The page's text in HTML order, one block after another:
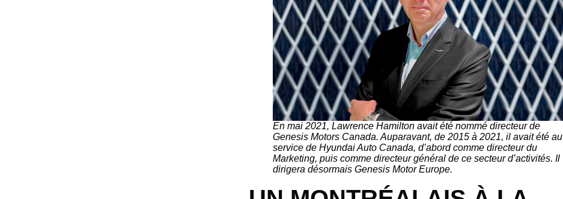
En mai 2021, Lawrence Hamilton avait été nommé directeur de
Genesis Motors Canada. Auparavant, de 2015 à 2021, il avait été au
service de Hyundai Auto Canada, d’abord comme directeur du
Marketing, puis comme directeur général de ce secteur d’activités. Il
dirigera désormais Genesis Motor Europe.